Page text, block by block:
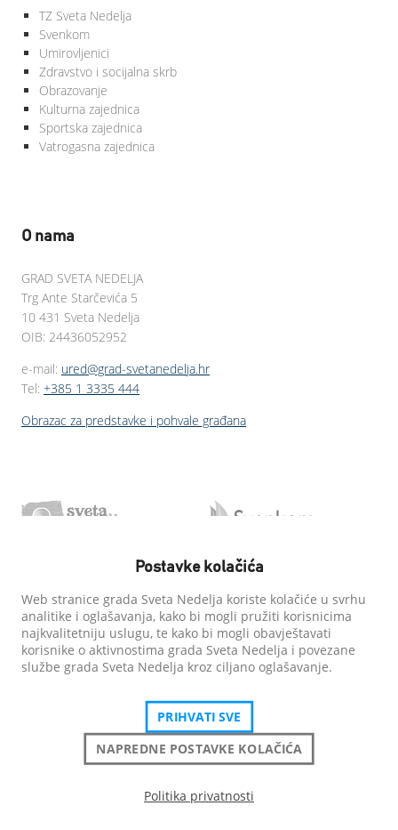
TZ Sveta Nedelja
Svenkom
Umirovljenici
Zdravstvo i socijalna skrb
Obrazovanje
Kulturna zajednica
Sportska zajednica
Vatrogasna zajednica
O nama
GRAD SVETA NEDELJA
Trg Ante Starčevića 5
10 431 Sveta Nedelja
OIB: 24436052952
e-mail: ured@grad-svetanedelja.hr
Tel: +385 1 3335 444
Obrazac za predstavke i pohvale građana
Postavke kolačića
Web stranice grada Sveta Nedelja koriste kolačiće u svrhu
analitike i oglašavanja, kako bi mogli pružiti korisnicima
najkvalitetniju uslugu, te kako bi mogli obavještavati
korisnike o aktivnostima grada Sveta Nedelja i povezane
službe grada Sveta Nedelja kroz ciljano oglašavanje.
PRIHVATI SVE
NAPREDNE POSTAVKE KOLAČIĆA
Politika privatnosti